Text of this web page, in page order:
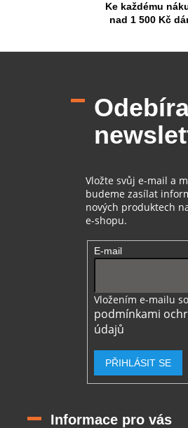
Ke každému
nad 1 500 Kč
Vložte svůj e-mail a
budeme zasílat
nových produktech
e-shopu.
E-mail
Vložením e-mailu
podmínkami
údajů
PŘIHLÁSIT SE
Informace pro vás